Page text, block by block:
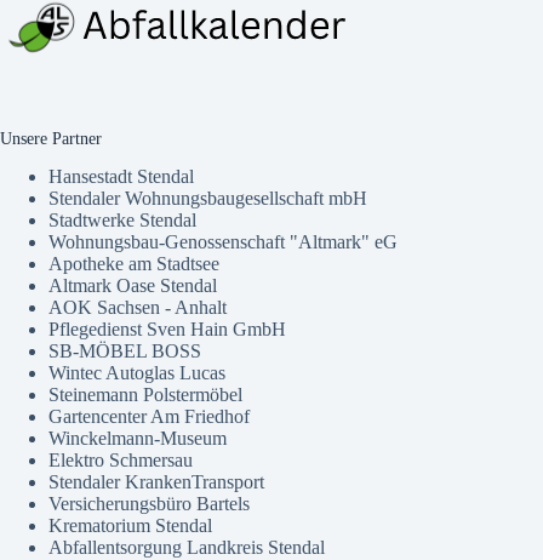
Unsere Partner
Hansestadt Stendal
Stendaler Wohnungsbaugesellschaft mbH
Stadtwerke Stendal
Wohnungsbau-Genossenschaft "Altmark" eG
Apotheke am Stadtsee
Altmark Oase Stendal
AOK Sachsen - Anhalt
Pflegedienst Sven Hain GmbH
SB-MÖBEL BOSS
Wintec Autoglas Lucas
Steinemann Polstermöbel
Gartencenter Am Friedhof
Winckelmann-Museum
Elektro Schmersau
Stendaler KrankenTransport
Versicherungsbüro Bartels
Krematorium Stendal
Abfallentsorgung Landkreis Stendal